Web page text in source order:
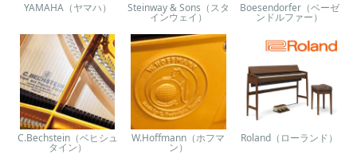
YAMAHA（ヤマハ） Steinway & Sons（スタ
インウェイ）
Boesendorfer（ベーゼ
ンドルファー）
C.Bechstein（ベヒシュ
タイン）
W.Hoffmann（ホフマ
ン）
Roland（ローランド）